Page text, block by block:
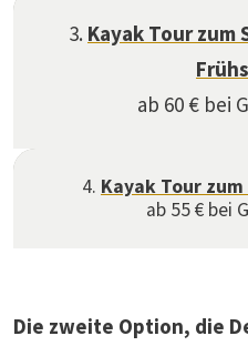
3. Kayak Tour
ab 60 € bei
4. Kayak Tour
ab 55 € bei
Die zweite Option, die